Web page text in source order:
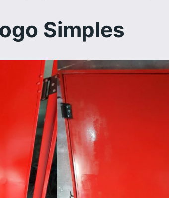
Simples